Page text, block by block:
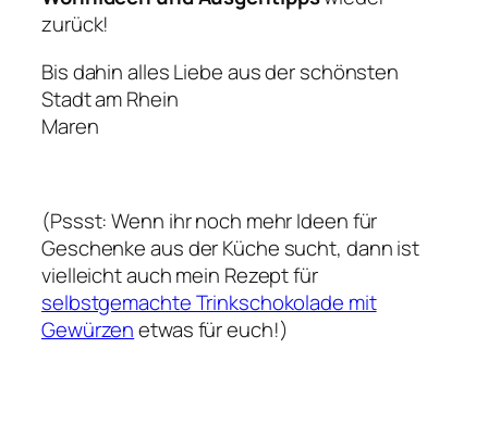
zurück!
Bis dahin alles Liebe aus der schönsten
Stadt am Rhein
Maren
(Pssst: Wenn ihr noch mehr Ideen für
Geschenke aus der Küche sucht, dann ist
vielleicht auch mein Rezept für
selbstgemachte Trinkschokolade mit
Gewürzenetwas für euch!)